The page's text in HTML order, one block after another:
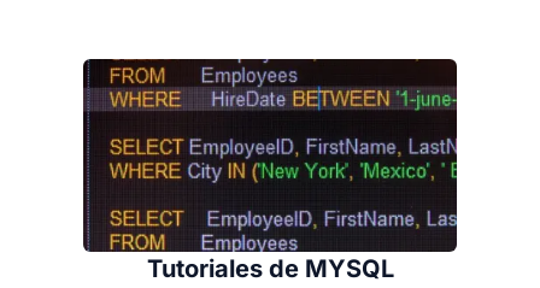
Tutoriales de MYSQL